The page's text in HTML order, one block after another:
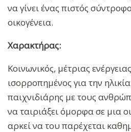
να γίνει ένας πιστός
οικογένεια.
Χαρακτήρας:
Κοινωνικός, μέτριας
ισορροπημένος για την
παιχνιδιάρης με τους
να ταιριάξει όμορφα σε μια
αρκεί να του παρέχεται